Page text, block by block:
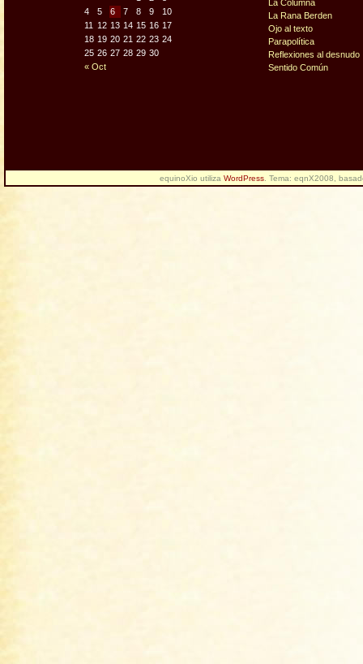
« Oct
4
5 6 7 8 9
10
11
12 13 14 15 16 17
18 19 20 21 22 23 24
25 26 27 28 29 30
La Columna
La Rana Berden
Ojo al texto
Parapolítica
Reflexiones al desnudo
Sentido Común
equinoXio utiliza WordPress . Tema: eqnX2008,